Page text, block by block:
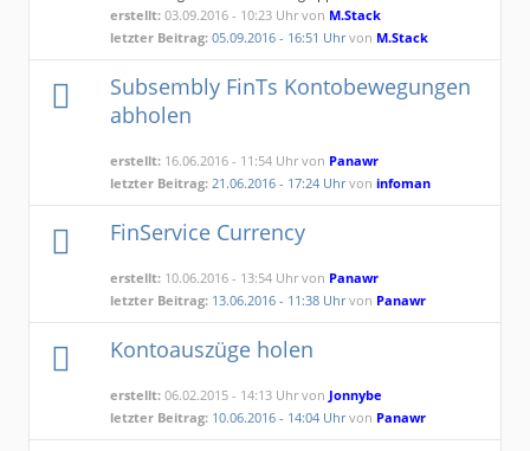
erstellt: 03.09.2016 - 10:23 Uhr von M.Stack
letzter Beitrag: 05.09.2016 - 16:51 Uhrvon M.Stack
Subsembly FinTs Kontobewegungen
abholen
erstellt: 16.06.2016 - 11:54 Uhr von Panawr
letzter Beitrag: 21.06.2016 - 17:24 Uhrvoninfoman
FinService Currency
erstellt: 10.06.2016 - 13:54 Uhr von Panawr
letzter Beitrag: 13.06.2016 - 11:38 Uhrvon Panawr
Kontoauszüge holen
erstellt: 06.02.2015 - 14:13 Uhr von Jonnybe
letzter Beitrag: 10.06.2016 - 14:04 Uhrvon Panawr